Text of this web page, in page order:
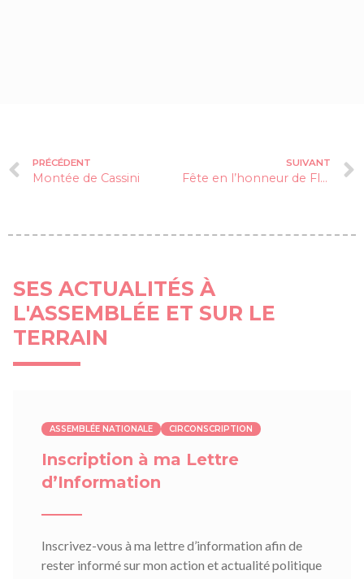
PRÉCÉDENT
Montée de Cassini
SUIVANT
Fête en l’honneur de Florian Jouanny
SES ACTUALITÉS À
L'ASSEMBLÉE ET SUR LE
TERRAIN
ASSEMBLÉE NATIONALE CIRCONSCRIPTION
Inscription à ma Lettre
d’Information
Inscrivez-vous à ma lettre d’information afin de
rester informé sur mon action et actualité politique